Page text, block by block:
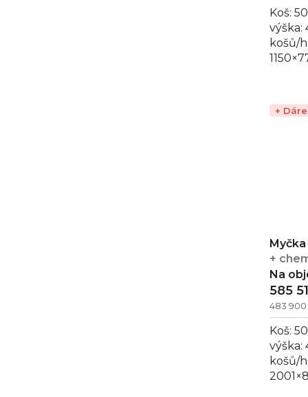
Koš:
výška:
košů/
+
+
Na
483 900
585
Koš:
výška:
košů/